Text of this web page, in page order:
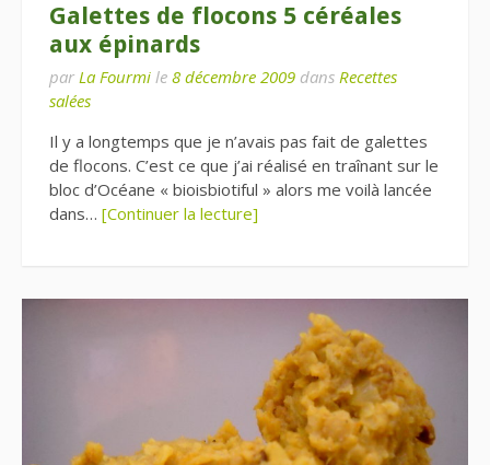
Galettes de flocons 5 céréales
aux épinards
par La Fourmi le 8 décembre 2009 dans Recettes
salées
Il y a longtemps que je n’avais pas fait de galettes
de flocons. C’est ce que j’ai réalisé en traînant sur le
bloc d’Océane « bioisbiotiful » alors me voilà lancée
dans… [Continuer la lecture]